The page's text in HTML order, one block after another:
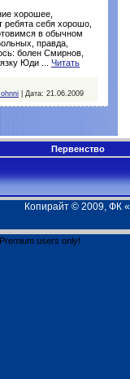
хорошее,
ребята себя хорошо,
в обычном
правда,
болен Смирнов,
Юди
Читать
Дата: 21.06.2009
Первенство
Копирайт © 2009, ФК
users only!